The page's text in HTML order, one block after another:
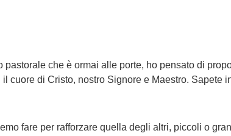
pastorale che è ormai alle porte, ho pensato di
cuore di Cristo, nostro Signore e Maestro. Sapete
fare per rafforzare quella degli altri, piccoli o